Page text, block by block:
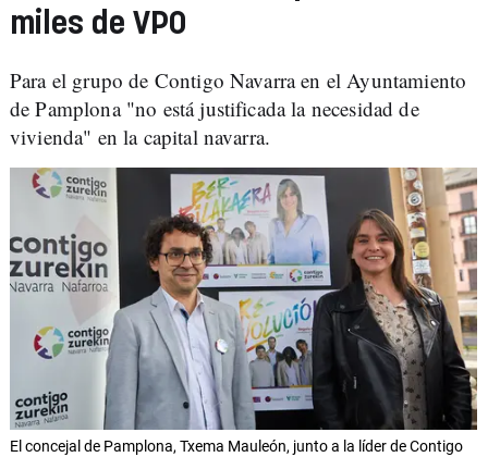
miles de VPO
Para el grupo de Contigo Navarra en el Ayuntamiento
de Pamplona "no está justificada la necesidad de
vivienda" en la capital navarra.
El concejal de Pamplona, Txema Mauleón, junto a la líder de Contigo